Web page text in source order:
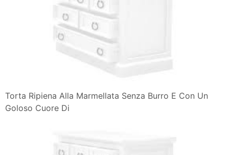
Torta Ripiena Alla Marmellata Senza Burro E Con Un
Goloso Cuore Di